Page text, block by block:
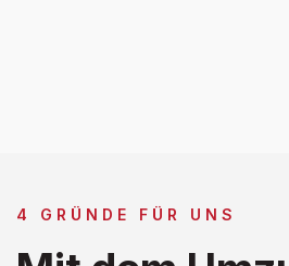
4 GRÜNDE FÜR UNS